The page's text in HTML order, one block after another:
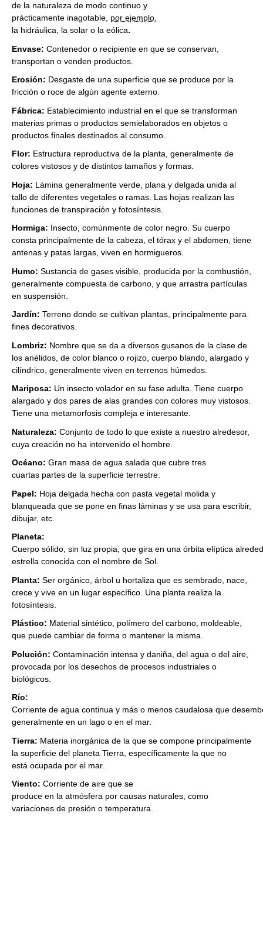
de la naturaleza de modo continuo y
prácticamente inagotable, por ejemplo,
la hidráulica, la solar o la eólica.
Envase: Contenedor o recipiente en que se conservan,
transportan o venden productos.
Erosión: Desgaste de una superficie que se produce por la
fricción o roce de algún agente externo.
Fábrica: Establecimiento industrial en el que se transforman
materias primas o productos semielaborados en objetos o
productos finales destinados al consumo.
Flor: Estructura reproductiva de la planta, generalmente de
colores vistosos y de distintos tamaños y formas.
Hoja: Lámina generalmente verde, plana y delgada unida al
tallo de diferentes vegetales o ramas. Las hojas realizan las
funciones de transpiración y fotosíntesis.
Hormiga: Insecto, comúnmente de color negro. Su cuerpo
consta principalmente de la cabeza, el tórax y el abdomen, tiene
antenas y patas largas, viven en hormigueros.
Humo: Sustancia de gases visible, producida por la combustión,
generalmente compuesta de carbono, y que arrastra partículas
en suspensión.
Jardín: Terreno donde se cultivan plantas, principalmente para
fines decorativos.
Lombriz: Nombre que se da a diversos gusanos de la clase de
los anélidos, de color blanco o rojizo, cuerpo blando, alargado y
cilíndrico, generalmente viven en terrenos húmedos.
Mariposa: Un insecto volador en su fase adulta. Tiene cuerpo
alargado y dos pares de alas grandes con colores muy vistosos.
Tiene una metamorfosis compleja e interesante.
Naturaleza: Conjunto de todo lo que existe a nuestro alredesor,
cuya creación no ha intervenido el hombre.
Océano: Gran masa de agua salada que cubre tres
cuartas partes de la superficie terrestre.
Papel: Hoja delgada hecha con pasta vegetal molida y
blanqueada que se pone en finas láminas y se usa para escribir,
dibujar, etc.
Planeta:
Cuerpo sólido, sin luz propia, que gira en una órbita elíptica
estrella conocida con el nombre de Sol.
Planta: Ser orgánico, árbol u hortaliza que es sembrado, nace,
crece y vive en un lugar específico. Una planta realiza la
fotosíntesis.
Plástico: Material sintético, polímero del carbono, moldeable,
que puede cambiar de forma o mantener la misma.
Polución: Contaminación intensa y daniña, del agua o del aire,
provocada por los desechos de procesos industriales o
biológicos.
Río:
Corriente de agua continua y más o menos caudalosa que
generalmente en un lago o en el mar.
Tierra: Materia inorgánica de la que se compone principalmente
la superficie del planeta Tierra, específicamente la que no
está ocupada por el mar.
Viento: Corriente de aire que se
produce en la atmósfera por causas naturales, como
variaciones de presión o temperatura.